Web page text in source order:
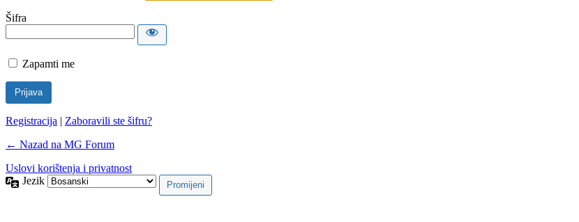
Šifra
Zapamti me
Registracija | Zaboravili ste šifru?
← Nazad na MG Forum
Uslovi korištenja i privatnost
Jezik